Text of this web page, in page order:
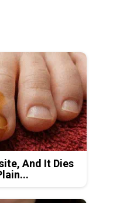
And It Dies